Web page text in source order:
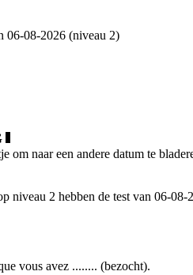
06-08-2026 (niveau 2)
om naar een andere datum te
niveau 2 hebben de test van 06-
vous avez ........ (bezocht).